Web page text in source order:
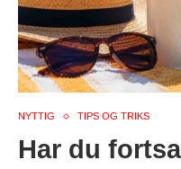
NYTTIG TIPS OG TRIKS
Har du